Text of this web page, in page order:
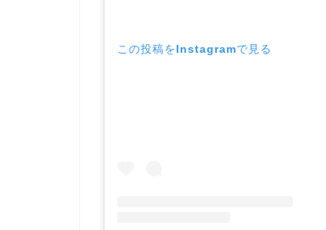
この投稿をInstagramで見る